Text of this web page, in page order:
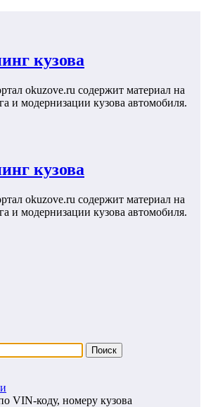
кузова
okuzove.ru содержит материал на
и модернизации кузова автомобиля.
кузова
okuzove.ru содержит материал на
и модернизации кузова автомобиля.
VIN-коду, номеру кузова